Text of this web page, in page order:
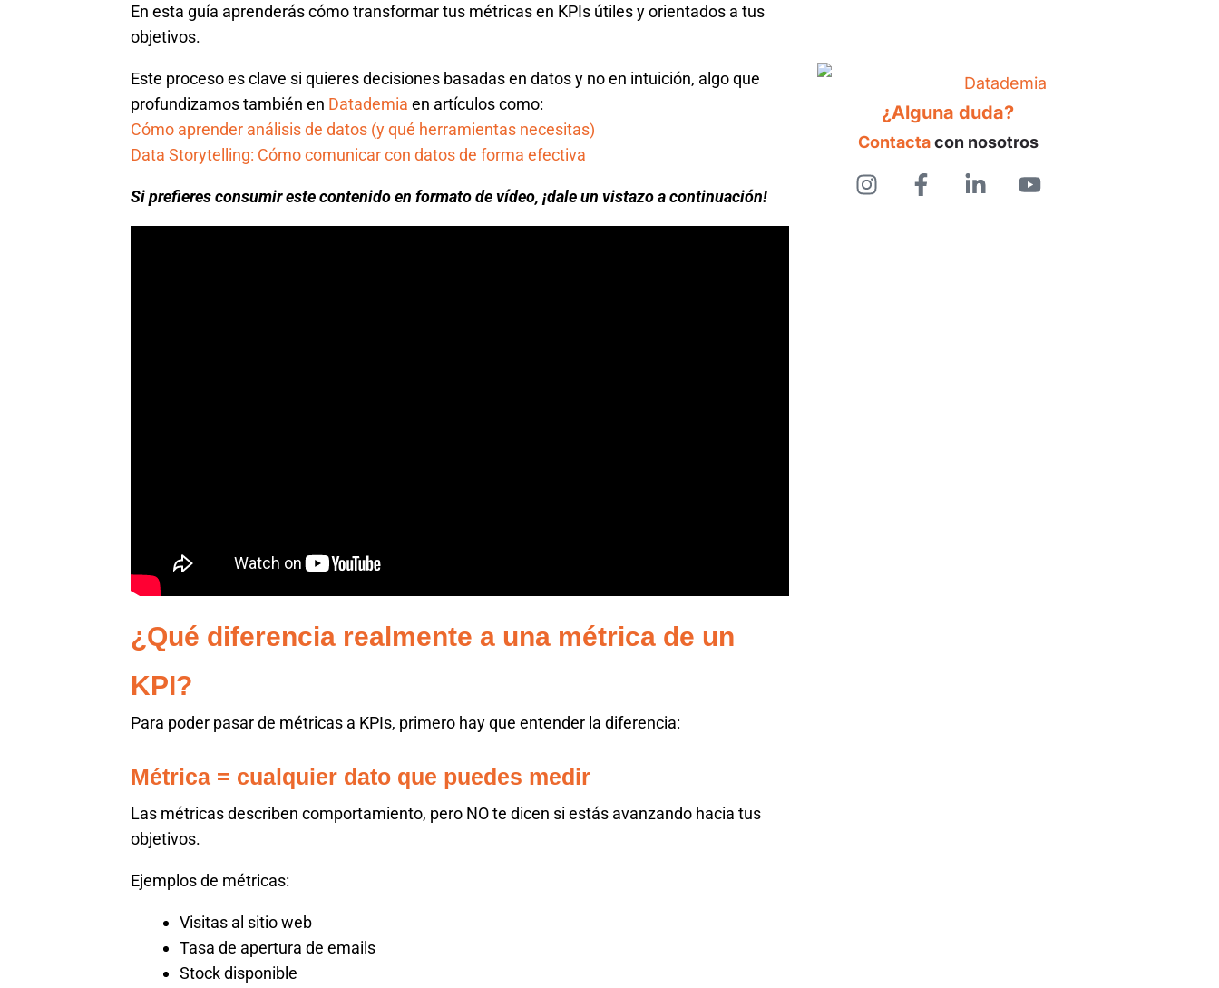
En esta guía aprenderás cómo transformar tus métricas en KPIs útiles y orientados a tus
objetivos.
Este proceso es clave si quieres decisiones basadas en datos y no en intuición, algo que
profundizamos también en Datademia en artículos como:
Cómo aprender análisis de datos (y qué herramientas necesitas)
Data Storytelling: Cómo comunicar con datos de forma efectiva
Si prefieres consumir este contenido en formato de vídeo, ¡dale un vistazo a continuación!
¿Qué diferencia realmente a una métrica de un
KPI?
Para poder pasar de métricas a KPIs, primero hay que entender la diferencia:
Métrica = cualquier dato que puedes medir
Las métricas describen comportamiento, pero NO te dicen si estás avanzando hacia tus
objetivos.
Ejemplos de métricas:
Visitas al sitio web
Tasa de apertura de emails
Stock disponible
¿Alguna duda?
Contactacon nosotros